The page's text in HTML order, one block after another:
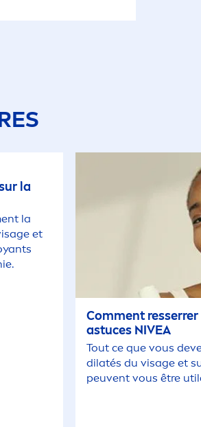
la
t la
et
Comment
astuces NIVEA
Tout ce que vous
dilatés du visage et
peuvent vous être